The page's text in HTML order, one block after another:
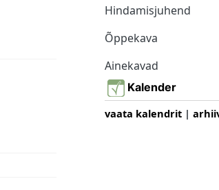
Hindamisjuhend
Õppekava
Ainekavad
Kalender
vaata kalendrit |